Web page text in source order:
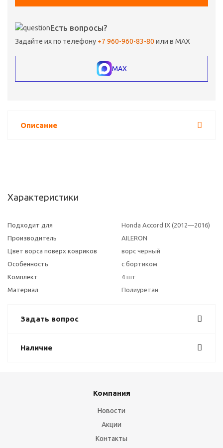
Есть вопросы?
Задайте их по телефону +7 960-960-83-80 или в MAX
MAX
Описание
Характеристики
Подходит для
Honda Accord IX (2012—2016)
Производитель
AILERON
Цвет ворса поверх ковриков
ворс черный
Особенность
с бортиком
Комплект
4 шт
Материал
Полиуретан
Задать вопрос
Наличие
Компания
Новости
Акции
Контакты